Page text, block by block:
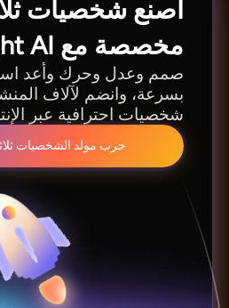
اصنع شخصيات
مخصصة مع Magiclight AI
صمم وعدل وحرك وأعد
بسرعة، وانضم لآلاف
شخصيات احترافية عبر
جرب مولد الشخصيات